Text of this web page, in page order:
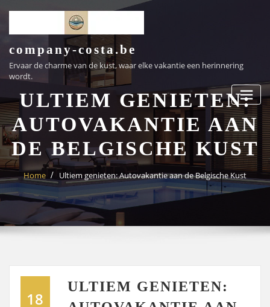
inhoud
company-costa.be
Ervaar de charme van de kust, waar elke vakantie een herinnering
wordt.
ULTIEM GENIETEN:
AUTOVAKANTIE AAN
DE BELGISCHE KUST
Home Ultiem genieten: Autovakantie aan de Belgische Kust
18
ULTIEM GENIETEN: